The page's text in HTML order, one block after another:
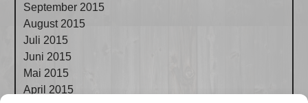
September 2015
August 2015
Juli 2015
Juni 2015
Mai 2015
April 2015